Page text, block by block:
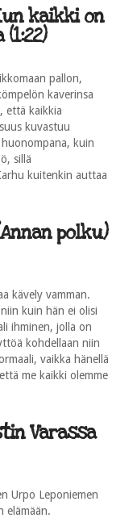
kaikki on
pallon,
kaverinsa
että kaikkia
kuvastuu
kuin
sillä
kuitenkin auttaa
polku)
kävely vamman.
kuin hän ei olisi
ihminen, jolla on
kohdellaan niin
vaikka hänellä
me kaikki olemme
Varassa
Urpo Leponiemen
elämään.